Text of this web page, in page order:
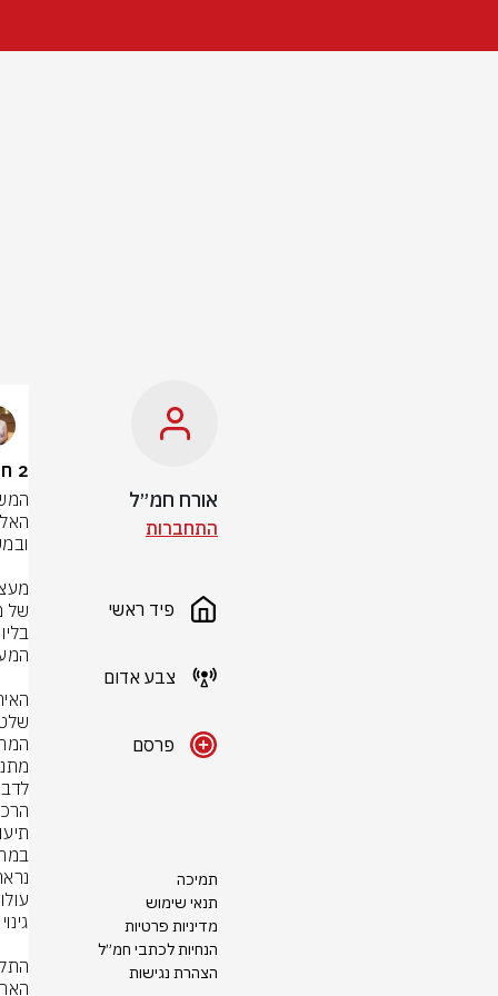
אורח חמ״ל
התחברות
פיד ראשי
צבע אדום
פרסם
תמיכה
תנאי שימוש
מדיניות פרטיות
הנחיות לכתבי חמ״ל
הצהרת נגישות
2 חשודים תושבי השומרון נעצרו בחשד לתקיפת פלסטינים